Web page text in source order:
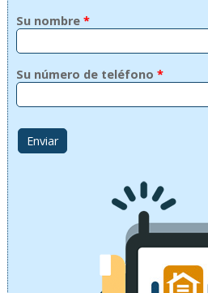
Su nombre *
Su número de teléfono *